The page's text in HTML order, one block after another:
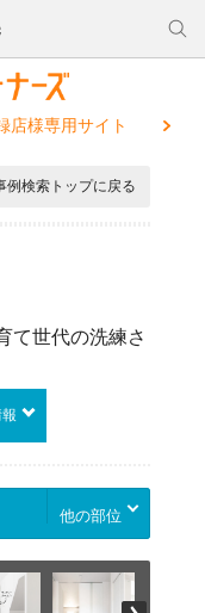
店様専用サイト
例検索トップに戻る
て世代の洗練さ
他の部位